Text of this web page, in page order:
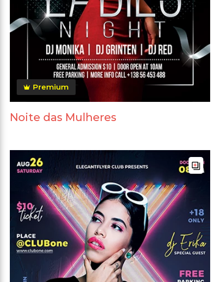
Premium
Noite das Mulheres